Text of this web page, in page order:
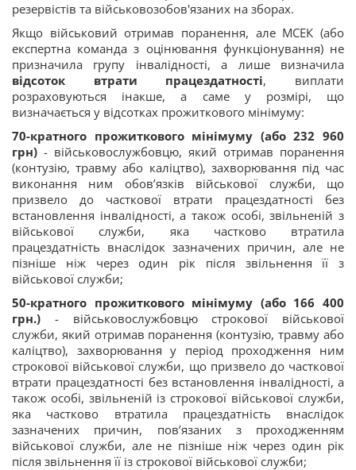
резервістів та військовозобов'язаних на зборах.
Якщо військовий отримав поранення, але МСЕК (або
експертна команда з оцінювання функціонування) не
призначила групу інвалідності, а лише визначила
відсоток втрати працездатності, виплати
розраховуються інакше, а саме у розмірі, що
визначається у відсотках прожиткового мінімуму:
70-кратного прожиткового мінімуму (або 232 960
грн) - військовослужбовцю, який отримав поранення
(контузію, травму або каліцтво), захворювання під час
виконання ним обов’язків військової служби, що
призвело до часткової втрати працездатності без
встановлення інвалідності, а також особі, звільненій з
військової служби, яка частково втратила
працездатність внаслідок зазначених причин, але не
пізніше ніж через один рік після звільнення її з
військової служби;
50-кратного прожиткового мінімуму (або 166 400
грн.) - військовослужбовцю строкової військової
служби, який отримав поранення (контузію, травму або
каліцтво), захворювання у період проходження ним
строкової військової служби, що призвело до часткової
втрати працездатності без встановлення інвалідності, а
також особі, звільненій із строкової військової служби,
яка частково втратила працездатність внаслідок
зазначених причин, пов’язаних з проходженням
військової служби, але не пізніше ніж через один рік
після звільнення її із строкової військової служби;